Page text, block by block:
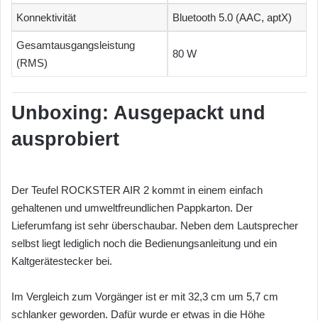
Konnektivität Bluetooth 5.0 (AAC, aptX)
Gesamtausgangsleistung
(RMS)
80 W
Unboxing: Ausgepackt und
ausprobiert
Der Teufel ROCKSTER AIR 2 kommt in einem einfach
gehaltenen und umweltfreundlichen Pappkarton. Der
Lieferumfang ist sehr überschaubar. Neben dem Lautsprecher
selbst liegt lediglich noch die Bedienungsanleitung und ein
Kaltgerätestecker bei.
Im Vergleich zum Vorgänger ist er mit 32,3 cm um 5,7 cm
schlanker geworden. Dafür wurde er etwas in die Höhe